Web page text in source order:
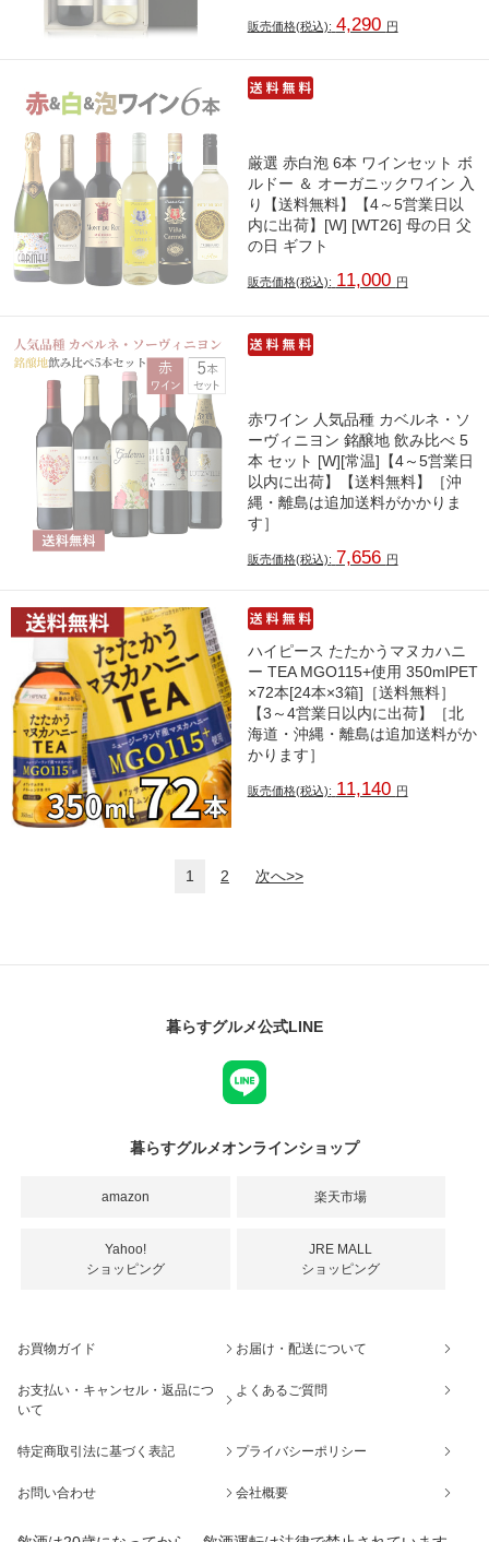
販売価格(税込): 4,290 円
厳選 赤白泡 6本 ワインセット ボ
ルドー ＆ オーガニックワイン 入
り【送料無料】【4～5営業日以
内に出荷】[W] [WT26] 母の日 父
の日 ギフト
販売価格(税込): 11,000 円
赤ワイン 人気品種 カベルネ・ソ
ーヴィニヨン 銘醸地 飲み比べ 5
本 セット [W][常温]【4～5営業日
以内に出荷】【送料無料】［沖
縄・離島は追加送料がかかりま
す］
販売価格(税込): 7,656 円
ハイピース たたかうマヌカハニ
ー TEA MGO115+使用 350mlPET
×72本[24本×3箱]［送料無料］
【3～4営業日以内に出荷】［北
海道・沖縄・離島は追加送料がか
かります］
販売価格(税込): 11,140 円
1 2 次へ>>
暮らすグルメ公式LINE
暮らすグルメオンラインショップ
amazon 楽天市場
Yahoo!
ショッピング
JRE MALL
ショッピング
お買物ガイド お届け・配送について
お支払い・キャンセル・返品につ
いて
よくあるご質問
特定商取引法に基づく表記 プライバシーポリシー
お問い合わせ 会社概要